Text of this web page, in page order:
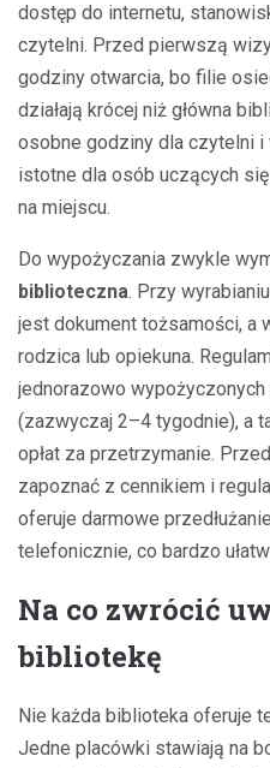
dostęp do internetu,
czytelni. Przed pierwszą
godziny otwarcia, bo filie
działają krócej niż główna
osobne godziny dla czytelni
istotne dla osób uczących
na miejscu.
Do wypożyczania zwykle
biblioteczna. Przy
jest dokument tożsamości, a
rodzica lub opiekuna.
jednorazowo
(zazwyczaj 2–4 tygodnie), a
opłat za przetrzymanie.
zapoznać z cennikiem i
oferuje darmowe
telefonicznie, co bardzo
Na co zwrócić
bibliotekę
Nie każda biblioteka oferuje
Jedne placówki stawiają na